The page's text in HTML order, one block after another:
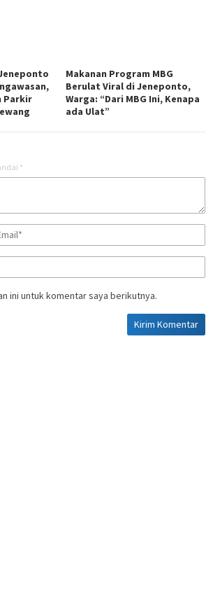
Parkir
Makanan Program MBG
Berulat Viral di Jeneponto,
Warga: “Dari MBG Ini, Kenapa
ada Ulat”
*
ini untuk komentar saya berikutnya.